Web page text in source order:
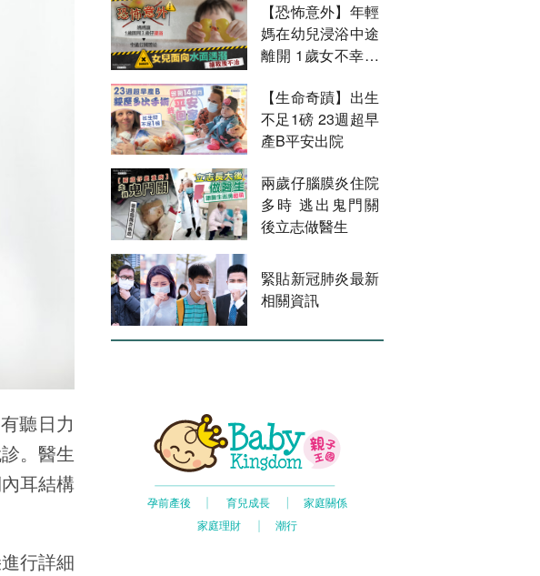
聽日力
。醫生
耳結構
行詳細
【恐怖意外】年輕
媽在幼兒浸浴中途
離開 1歲女不幸溺
【生命奇蹟】出生
不足1磅 23週超早
產B平安出院
兩歲仔腦膜炎住院
多時 逃出鬼門關
後立志做醫生
緊貼新冠肺炎最新
相關資訊